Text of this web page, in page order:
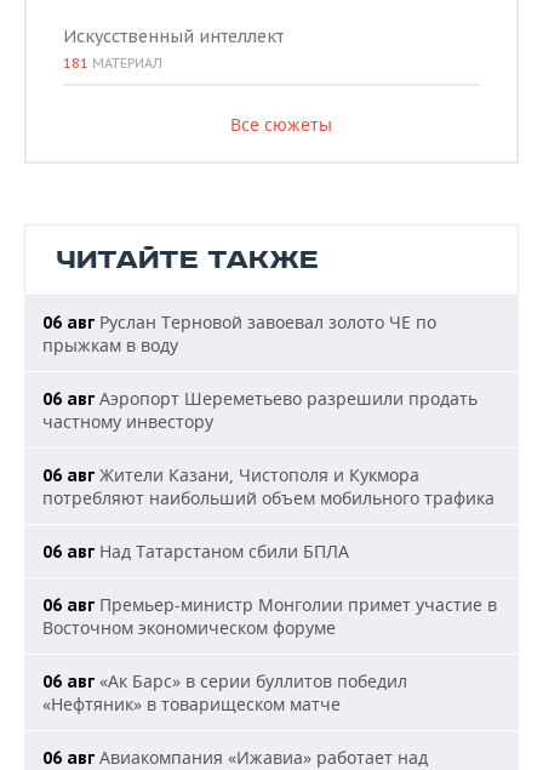
Искусственный интеллект
181 МАТЕРИАЛ
Все сюжеты
ЧИТАЙТЕ ТАКЖЕ
06 авг Руслан Терновой завоевал золото ЧЕ по
прыжкам в воду
06 авг Аэропорт Шереметьево разрешили продать
частному инвестору
06 авг Жители Казани, Чистополя и Кукмора
потребляют наибольший объем мобильного трафика
06 авг Над Татарстаном сбили БПЛА
06 авг Премьер-министр Монголии примет участие в
Восточном экономическом форуме
06 авг «Ак Барс» в серии буллитов победил
«Нефтяник» в товарищеском матче
06 авг Авиакомпания «Ижавиа» работает над